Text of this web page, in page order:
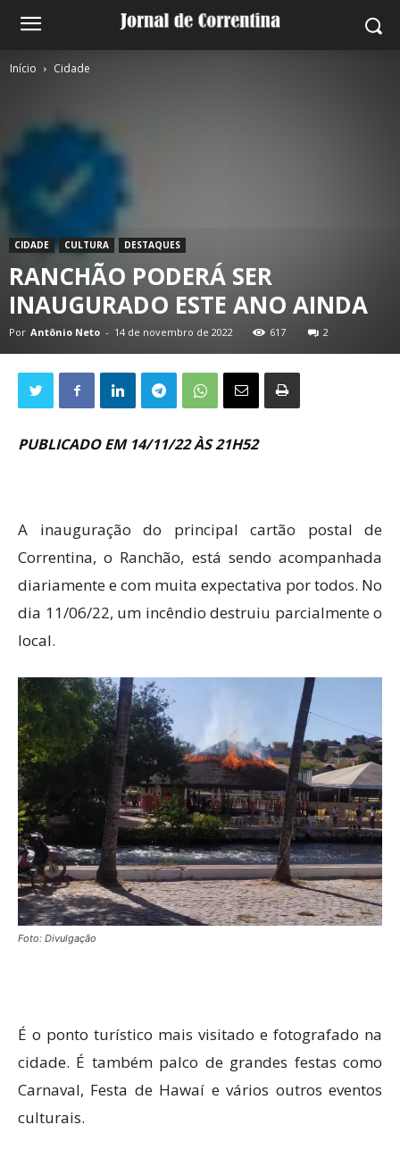
Início Cidade
CIDADE CULTURA DESTAQUES
RANCHÃO PODERÁ SER
INAUGURADO ESTE ANO AINDA
Por Antônio Neto - 14 de novembro de 2022 617 2
PUBLICADO EM 14/11/22 ÀS 21H52
A inauguração do principal cartão postal de
Correntina, o Ranchão, está sendo acompanhada
diariamente e com muita expectativa por todos. No
dia 11/06/22, um incêndio destruiu parcialmente o
local.
Foto: Divulgação
É o ponto turístico mais visitado e fotografado na
cidade. É também palco de grandes festas como
Carnaval, Festa de Hawaí e vários outros eventos
culturais.